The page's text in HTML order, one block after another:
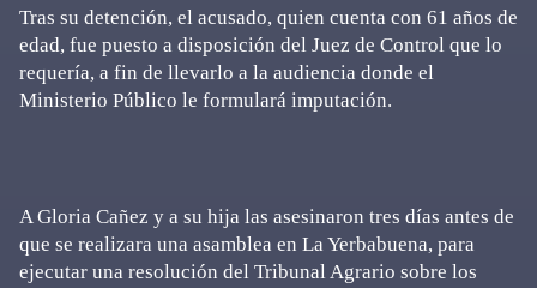
Tras su detención, el acusado, quien cuenta con 61 años de
edad, fue puesto a disposición del Juez de Control que lo
requería, a fin de llevarlo a la audiencia donde el
Ministerio Público le formulará imputación.
A Gloria Cañez y a su hija las asesinaron tres días antes de
que se realizara una asamblea en La Yerbabuena, para
ejecutar una resolución del Tribunal Agrario sobre los